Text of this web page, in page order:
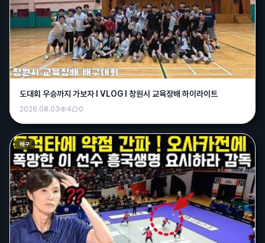
도대회 우승까지 가보자 l VLOG l 창원시 교육장배 하이라이트
2026.08.03 4 0
배구
흑조15:16
날씨 진짜 미쳤네요 ㅎㄷㄷ
매운떡볶이15:19
숨 막히는 날씨 ㅜ
그러게요ㅠ 숨이 안쉬어지네요 ㄷㄷ
더워서 야구 취소하네 ㅜ
크크15:34
날씨가 진짜 시발이네
크크 15:34
나가면 타죽어요
그사람15:48
양산은 42.5도...뉴스에 떳네요 나가면 뒤져요